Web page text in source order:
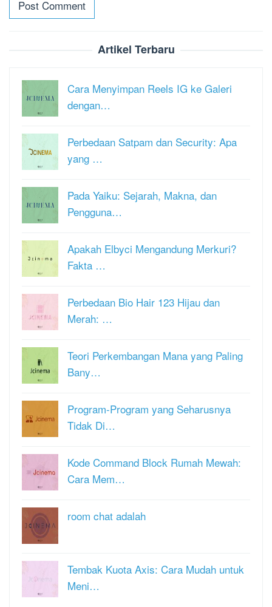
Artikel Terbaru
Cara Menyimpan Reels IG ke Galeri
dengan…
Perbedaan Satpam dan Security: Apa
yang …
Pada Yaiku: Sejarah, Makna, dan
Pengguna…
Apakah Elbyci Mengandung Merkuri?
Fakta …
Perbedaan Bio Hair 123 Hijau dan
Merah: …
Teori Perkembangan Mana yang Paling
Bany…
Program-Program yang Seharusnya
Tidak Di…
Kode Command Block Rumah Mewah:
Cara Mem…
room chat adalah
Tembak Kuota Axis: Cara Mudah untuk
Meni…